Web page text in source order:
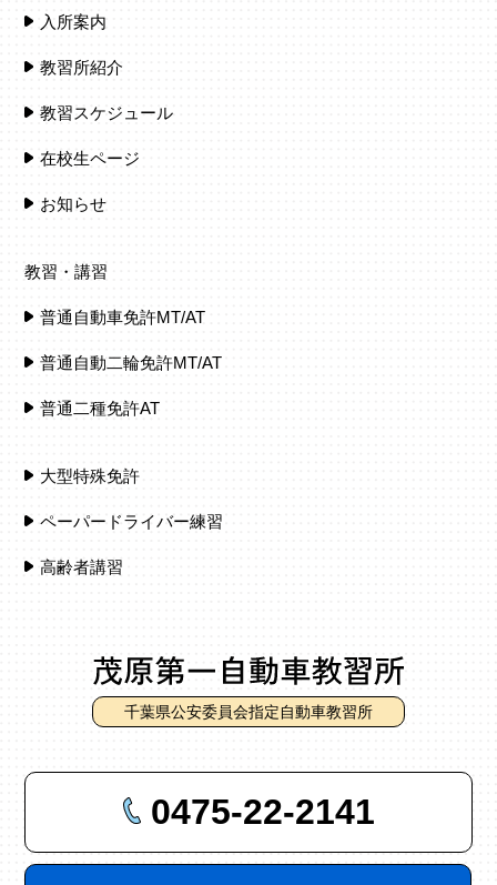
入所案内
教習所紹介
教習スケジュール
在校生ページ
お知らせ
教習・講習
普通自動車免許MT/AT
普通自動二輪免許MT/AT
普通二種免許AT
大型特殊免許
ペーパードライバー練習
高齢者講習
千葉県公安委員会指定自動車教習所
0475-22-2141